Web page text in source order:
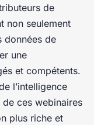
de
non seulement
données de
une
et compétents.
l’intelligence
ces webinaires
plus riche et